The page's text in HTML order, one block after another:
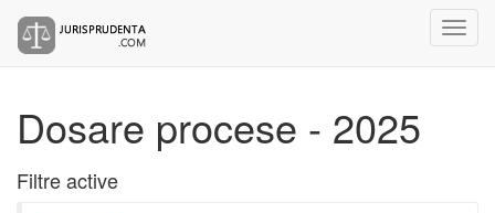
Dosare procese - 2025
Filtre active